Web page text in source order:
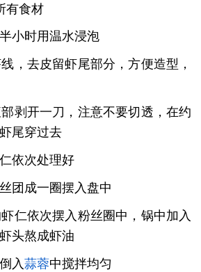
有食材
时用温水浸泡
去皮留虾尾部分，方便造型，
剥开一刀，注意不要切透，在约
尾穿过去
次处理好
成一圈摆入盘中
依次摆入粉丝圈中，锅中加入
头熬成虾油
入蒜蓉中搅拌均匀